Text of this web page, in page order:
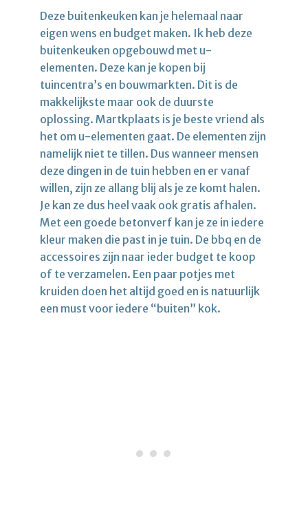
Deze buitenkeuken kan je helemaal naar
eigen wens en budget maken. Ik heb deze
buitenkeuken opgebouwd met u-
elementen. Deze kan je kopen bij
tuincentra’s en bouwmarkten. Dit is de
makkelijkste maar ook de duurste
oplossing. Martkplaats is je beste vriend als
het om u-elementen gaat. De elementen zijn
namelijk niet te tillen. Dus wanneer mensen
deze dingen in de tuin hebben en er vanaf
willen, zijn ze allang blij als je ze komt halen.
Je kan ze dus heel vaak ook gratis afhalen.
Met een goede betonverf kan je ze in iedere
kleur maken die past in je tuin. De bbq en de
accessoires zijn naar ieder budget te koop
of te verzamelen. Een paar potjes met
kruiden doen het altijd goed en is natuurlijk
een must voor iedere “buiten” kok.